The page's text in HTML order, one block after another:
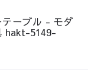
ーブル - モダ
hakt-5149-